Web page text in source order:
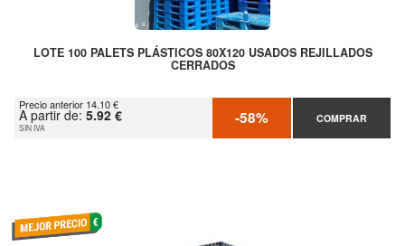
LOTE 100 PALETS PLÁSTICOS 80X120 USADOS REJILLADOS
CERRADOS
Precio anterior 14.10 €
A partir de: 5.92 €
SIN IVA -58% COMPRAR